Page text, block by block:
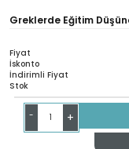
Greklerde Eğitim
Fiyat
İskonto
İndirimli Fiyat
Stok
- +